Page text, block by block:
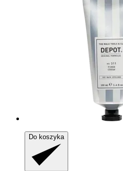
Do koszyka